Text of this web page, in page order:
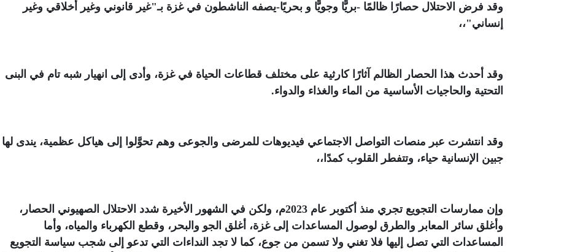
وقد فرض الاحتلال حصارًا ظالمًا -بريًّا وجويًّا و بحريًا-يصفه الناشطون في غزة بـ"غير قانوني وغير أخلاقي وغير
إنساني"،،
وقد أحدث هذا الحصار الظالم آثارًا كارثية على مختلف قطاعات الحياة في غزة، وأدى إلى انهيار شبه تام في البنى
التحتية والحاجيات الأساسية من الماء والغذاء والدواء.
وقد انتشرت عبر منصات التواصل الاجتماعي فيديوهات للمرضى والجوعى وهم تحوَّلوا إلى هياكل عظمية، يندى لها
جبين الإنسانية حياء، وتتفطر القلوب كمدًا،،
وإن ممارسات التجويع تجري منذ أكتوبر عام 2023م، ولكن في الشهور الأخيرة شدد الاحتلال الصهيوني الحصار،
وأغلق سائر المعابر والطرق لوصول المساعدات إلى غزة، أغلق الجو والبحر، وقطع الكهرباء والمياه، وأما
المساعدات التي تصل إليها فلا تغني ولا تسمن من جوع، كما لا تجد النداءات التي تدعو إلى شجب سياسة التجويع